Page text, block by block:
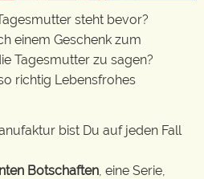
steht bevor?
einem Geschenk zum
Tagesmutter zu sagen?
richtig Lebensfrohes
bist Du auf jeden Fall
Botschaften , eine Serie,